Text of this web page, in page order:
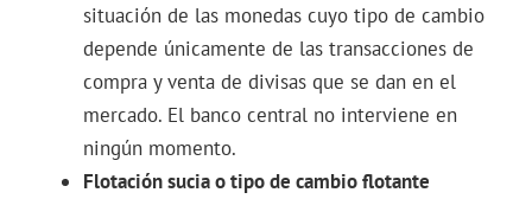
situación de las monedas cuyo tipo de cambio
depende únicamente de las transacciones de
compra y venta de divisas que se dan en el
mercado. El banco central no interviene en
ningún momento.
Flotación sucia o tipo de cambio flotante